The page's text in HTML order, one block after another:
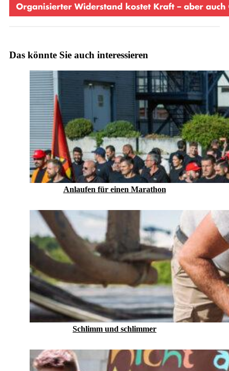
Das könnte Sie auch interessieren
Anlaufen für einen Marathon
Schlimm und schlimmer